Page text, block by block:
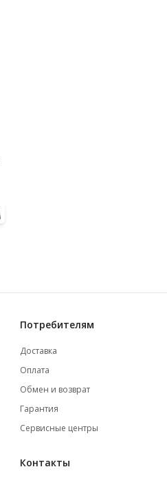
Потребителям
Доставка
Оплата
Обмен и возврат
Гарантия
Сервисные центры
Контакты